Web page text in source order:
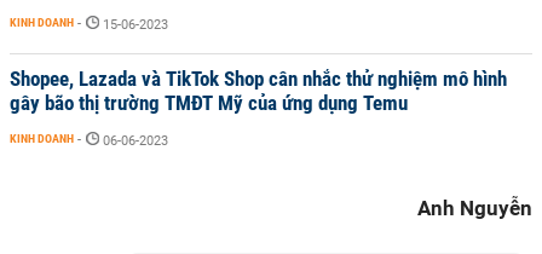
KINH DOANH - 15-06-2023
Shopee, Lazada và TikTok Shop cân nhắc thử nghiệm mô hình
gây bão thị trường TMĐT Mỹ của ứng dụng Temu
KINH DOANH - 06-06-2023
Anh Nguyễn